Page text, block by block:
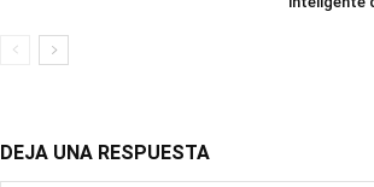
DEJA UNA RESPUESTA